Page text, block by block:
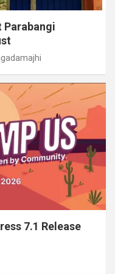
Parabangi
7.1 Release